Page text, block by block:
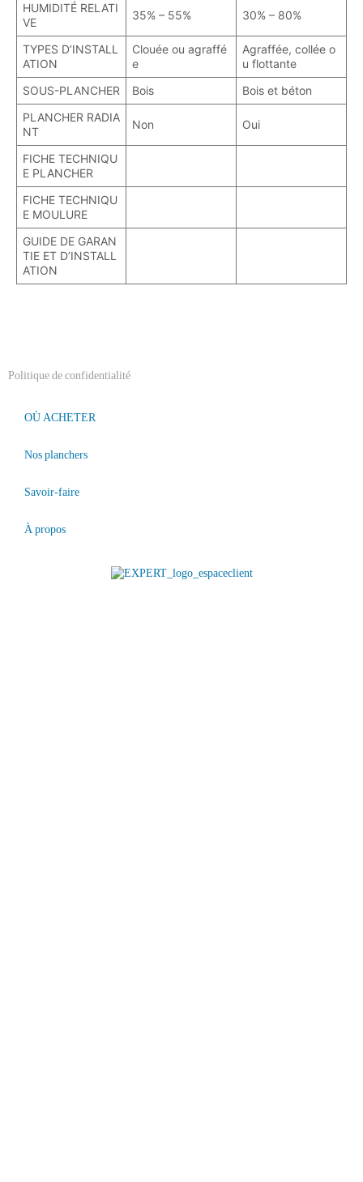
HUMIDITÉ RELATI
VE
35% – 55% 30% – 80%
TYPES D’INSTALL
ATION
Clouée ou agraffé
e
Agraffée, collée o
u flottante
SOUS-PLANCHER
Bois
Bois et béton
PLANCHER RADIA
NT
Non Oui
FICHE TECHNIQU
E PLANCHER
FICHE TECHNIQU
E MOULURE
GUIDE DE GARAN
TIE ET D’INSTALL
ATION
Politique de confidentialité
OÙ ACHETER
Nos planchers
Savoir-faire
À propos